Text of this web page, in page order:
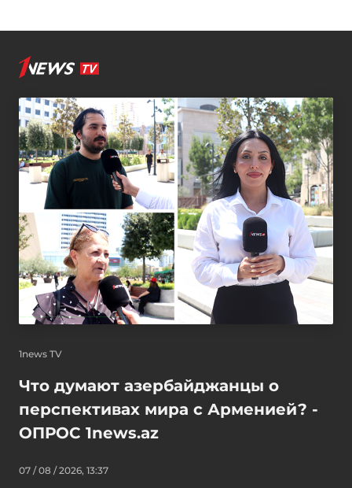
1news TV
Что думают азербайджанцы о
перспективах мира с Арменией? -
ОПРОС 1news.az
07 / 08 / 2026, 13:37